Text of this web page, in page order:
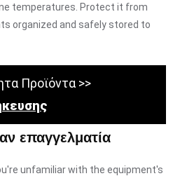
temperatures. Protect it from
organized and safely stored to
Προϊόντα >>
επαγγελματία
unfamiliar with the equipment's